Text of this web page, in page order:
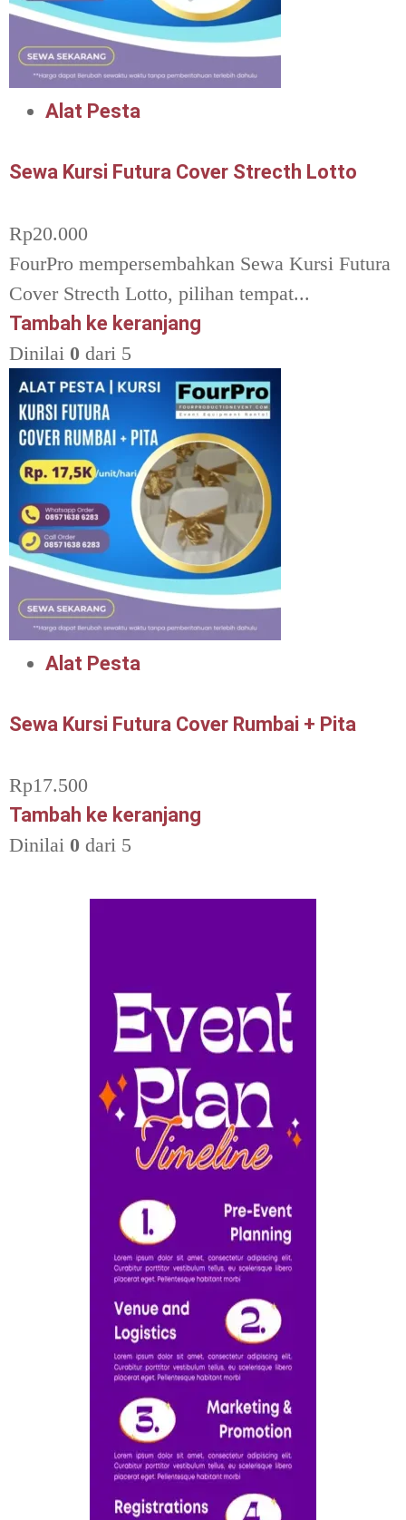
Alat Pesta
Sewa Kursi Futura Cover Strecth Lotto
Rp20.000
FourPro mempersembahkan Sewa Kursi Futura
Cover Strecth Lotto, pilihan tempat...
Tambah ke keranjang
Dinilai 0 dari 5
Alat Pesta
Sewa Kursi Futura Cover Rumbai + Pita
Rp17.500
Tambah ke keranjang
Dinilai 0 dari 5